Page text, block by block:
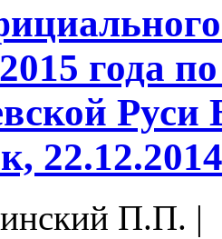
года
22.12.2014
П.П. |